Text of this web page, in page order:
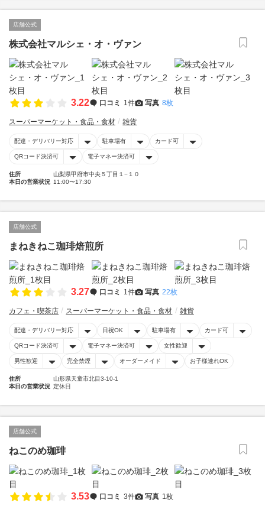
店舗公式
株式会社マルシェ・オ・ヴァン
3.22 口コミ 1件 写真 8枚
スーパーマーケット・食品・食材 雑貨
配達・デリバリー対応 駐車場有 カード可
QRコード決済可 電子マネー決済可
住所
山梨県甲府市中央５丁目１−１０
本日の営業状況 11:00〜17:30
店舗公式
まねきねこ珈琲焙煎所
3.27 口コミ 1件 写真 22枚
カフェ・喫茶店 スーパーマーケット・食品・食材 雑貨
配達・デリバリー対応 日祝OK 駐車場有 カード可
QRコード決済可 電子マネー決済可 女性歓迎
男性歓迎 完全禁煙 オーダーメイド お子様連れOK
住所
山形県天童市北目3-10-1
本日の営業状況 定休日
店舗公式
ねこのめ珈琲
3.53 口コミ 3件 写真 1枚